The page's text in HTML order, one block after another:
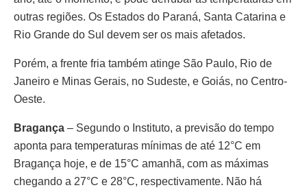
outras regiões. Os Estados do Paraná, Santa Catarina e
Rio Grande do Sul devem ser os mais afetados.
Porém, a frente fria também atinge São Paulo, Rio de
Janeiro e Minas Gerais, no Sudeste, e Goiás, no Centro-
Oeste.
Bragança – Segundo o Instituto, a previsão do tempo
aponta para temperaturas mínimas de até 12°C em
Bragança hoje, e de 15°C amanhã, com as máximas
chegando a 27°C e 28°C, respectivamente. Não há